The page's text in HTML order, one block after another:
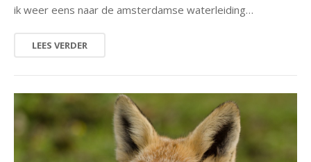
ik weer eens naar de amsterdamse waterleiding…
LEES VERDER